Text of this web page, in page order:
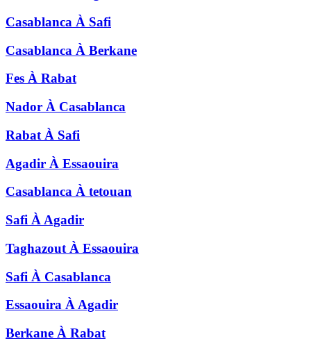
Casablanca À Safi
Casablanca À Berkane
Fes À Rabat
Nador À Casablanca
Rabat À Safi
Agadir À Essaouira
Casablanca À tetouan
Safi À Agadir
Taghazout À Essaouira
Safi À Casablanca
Essaouira ÀAgadir
Berkane À Rabat